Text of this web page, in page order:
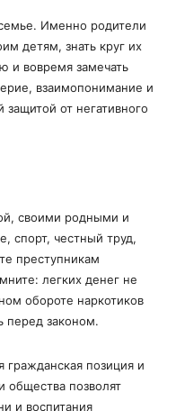
Именно родители
детям, знать круг их
и вовремя замечать
взаимопонимание и
от негативного
своими родными и
спорт, честный труд,
преступникам
легких денег не
обороте наркотиков
перед законом.
гражданская позиция и
общества позволят
и воспитания